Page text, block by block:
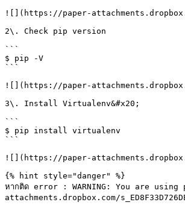
![](https://paper-attachments.dropbox.com/
2\. Check pip version
```
$ pip -V
```
![](https://paper-attachments.dropbox.com/
3\. Install Virtualenv&#x20;
```
$ pip install virtualenv
```
![](https://paper-attachments.dropbox.com/
{% hint style="danger" %}
หากติด error : WARNING: You are
attachments.dropbox.com/